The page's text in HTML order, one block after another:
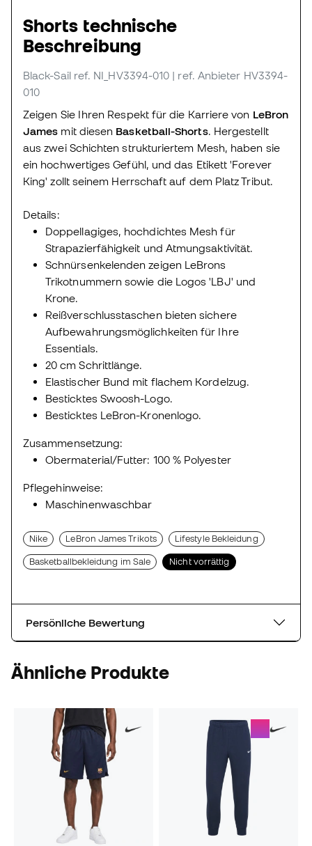
Shorts technische
Beschreibung
Black-Sail ref. NI_HV3394-010 | ref. Anbieter HV3394-
010
Zeigen Sie Ihren Respekt für die Karriere von LeBron
James mit diesen Basketball-Shorts. Hergestellt
aus zwei Schichten strukturiertem Mesh, haben sie
ein hochwertiges Gefühl, und das Etikett 'Forever
King' zollt seinem Herrschaft auf dem Platz Tribut.
Details:
Doppellagiges, hochdichtes Mesh für
Strapazierfähigkeit und Atmungsaktivität.
Schnürsenkelenden zeigen LeBrons
Trikotnummern sowie die Logos 'LBJ' und
Krone.
Reißverschlusstaschen bieten sichere
Aufbewahrungsmöglichkeiten für Ihre
Essentials.
20 cm Schrittlänge.
Elastischer Bund mit flachem Kordelzug.
Besticktes Swoosh-Logo.
Besticktes LeBron-Kronenlogo.
Zusammensetzung:
Obermaterial/Futter: 100 % Polyester
Pflegehinweise:
Maschinenwaschbar
Nike LeBron James Trikots Lifestyle Bekleidung
Basketballbekleidung im Sale Nicht vorrättig
Persönliche Bewertung
Ähnliche Produkte